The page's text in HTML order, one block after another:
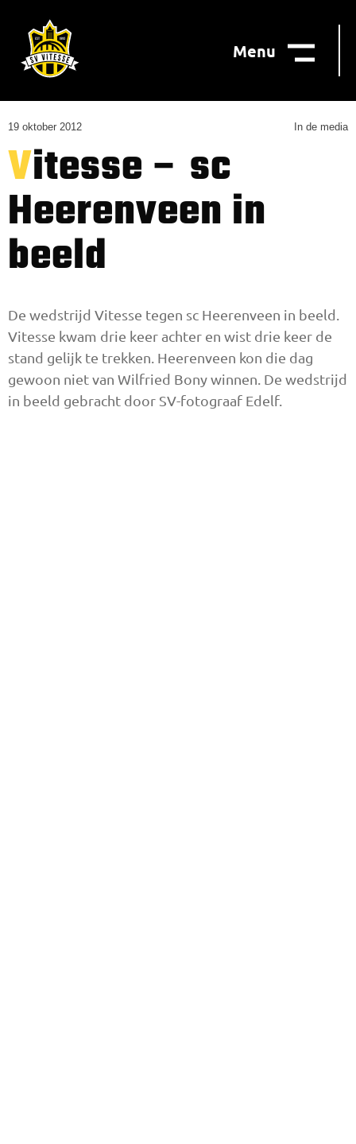
Menu
19 oktober 2012 In de media
Vitesse – sc
Heerenveen in
beeld
De wedstrijd Vitesse tegen sc Heerenveen in beeld.
Vitesse kwam drie keer achter en wist drie keer de
stand gelijk te trekken. Heerenveen kon die dag
gewoon niet van Wilfried Bony winnen. De wedstrijd
in beeld gebracht door SV-fotograaf Edelf.